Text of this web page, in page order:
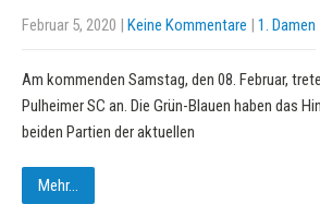
Februar 5, 2020 | Keine Kommentare | 1. Damen
Am kommenden Samstag, den 08. Februar,
Pulheimer SC an. Die Grün-Blauen haben das
beiden Partien der aktuellen
Mehr...